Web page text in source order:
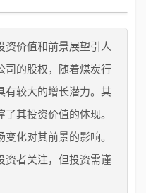
资价值和前景展望引人
司的股权，随着煤炭行
有较大的增长潜力。其
其投资价值的体现。
化对其前景的影响。
资者关注，但投资需谨